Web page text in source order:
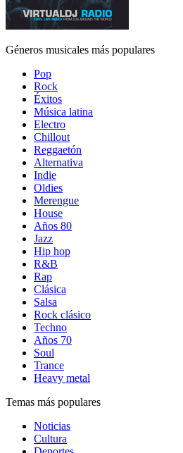
Géneros musicales más populares
Pop
Rock
Éxitos
Música latina
Electro
Chillout
Reggaetón
Alternativa
Indie
Oldies
Merengue
House
Años 80
Jazz
Hip hop
R&B
Rap
Clásica
Salsa
Rock clásico
Techno
Años 70
Soul
Trance
Heavy metal
Temas más populares
Noticias
Cultura